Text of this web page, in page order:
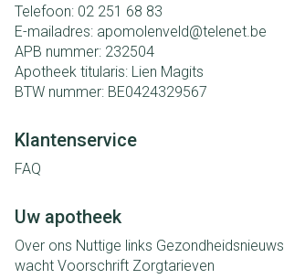
Telefoon: 02 251 68 83
E-mailadres: apomolenveld@telenet.be
APB nummer: 232504
Apotheek titularis: Lien Magits
BTW nummer: BE0424329567
Klantenservice
FAQ
Uw apotheek
Over ons Nuttige links Gezondheidsnieuws
wacht Voorschrift Zorgtarieven